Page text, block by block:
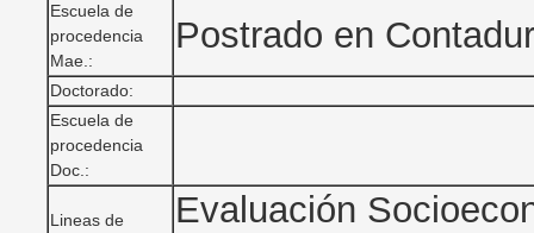
Escuela de
procedencia
Mae.:
Postrado en
Doctorado:
Escuela de
procedencia
Doc.:
Lineas de
Evaluación